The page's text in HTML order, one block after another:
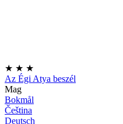
★ ★ ★
Az Égi Atya beszél
Mag
Bokmål
Čeština
Deutsch